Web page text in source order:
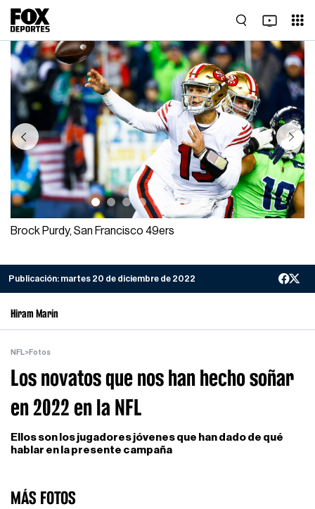
Previous Next
Brock Purdy, San Francisco 49ers
Publicación: martes 20 de diciembre de 2022
Hiram Marín
NFL>Fotos
Los novatos que nos han hecho soñar
en 2022 en la NFL
Ellos son los jugadores jóvenes que han dado de qué
hablar en la presente campaña
MÁS FOTOS